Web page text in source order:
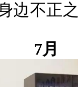
边不正
7月